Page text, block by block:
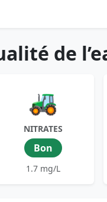
de
🚜
NITRATES
Bon
1.7 mg/L